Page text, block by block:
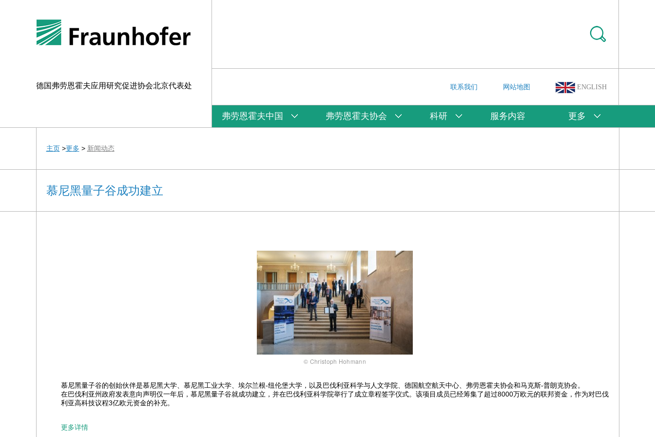
德国弗劳恩霍夫应用研究促进协会北京代表处 联系我们 网站地图 ENGLISH
弗劳恩霍夫中国 弗劳恩霍夫协会 科研 服务内容 更多
主页>更多 > 新闻动态
慕尼黑量子谷成功建立
© Christoph Hohmann
慕尼黑量子谷的创始伙伴是慕尼黑大学、慕尼黑工业大学、埃尔兰根-纽伦堡大学，以及巴伐利亚科学与人文学院、德国航空航天中心、弗劳恩霍夫协会和马克斯-普朗克协会。
在巴伐利亚州政府发表意向声明仅一年后，慕尼黑量子谷就成功建立，并在巴伐利亚科学院举行了成立章程签字仪式。该项目成员已经筹集了超过8000万欧元的联邦资金，作为对巴伐
利亚高科技议程3亿欧元资金的补充。
更多详情